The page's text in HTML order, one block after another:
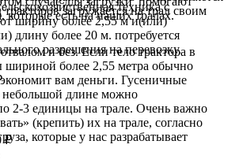
есть на наших тралах.
загружается на трал своим
и без. Если тело трактора в
шириной более 2,55 метра обычно
вам деньги. Гусеничные
небольшой длине можно
2-3 единицы на трале. Очень важно
(крепить) их на трале, согласно
которые у нас разрабатывает
техника с
ширину более 2,55 м и(или)
длину более 20 м. потребуется
разрешения на перевозку.
₽